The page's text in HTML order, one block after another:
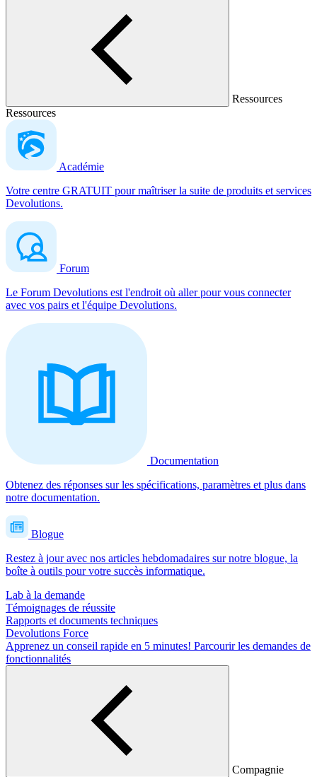
Ressources
Ressources
Académie
Votre centre GRATUIT pour maîtriser la suite de produits et services
Devolutions.
Forum
Le Forum Devolutions est l'endroit où aller pour vous connecter
avec vos pairs et l'équipe Devolutions.
Documentation
Obtenez des réponses sur les spécifications, paramètres et plus dans
notre documentation.
Blogue
Restez à jour avec nos articles hebdomadaires sur notre blogue, la
boîte à outils pour votre succès informatique.
Lab à la demande
Témoignages de réussite
Rapports et documents techniques
Devolutions Force
Apprenez un conseil rapide en 5 minutes! Parcourir les demandes de
fonctionnalités
Compagnie